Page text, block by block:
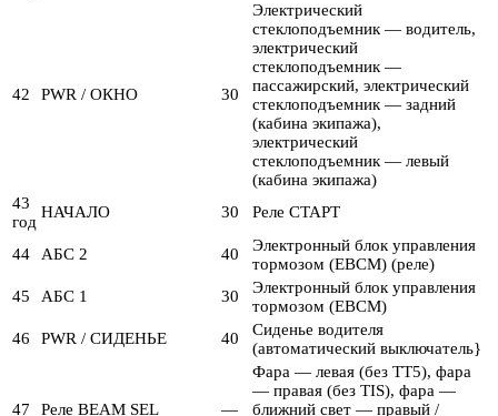
42 PWR / ОКНО 30
Электрический
стеклоподъемник — водитель,
электрический
стеклоподъемник —
пассажирский, электрический
стеклоподъемник — задний
(кабина экипажа),
электрический
стеклоподъемник — левый
(кабина экипажа)
43
год
НАЧАЛО 30 Реле СТАРТ
44 АБС 2 40
Электронный блок управления
тормозом (EBCM) (реле)
45
АБС 1 30
Электронный блок управления
тормозом (EBCM)
46
PWR / СИДЕНЬЕ 40
Сиденье водителя
(автоматический выключатель}
47 Реле BEAM SEL —
Фара — левая (без TT5), фара
— правая (без TIS), фара —
ближний свет — правый /